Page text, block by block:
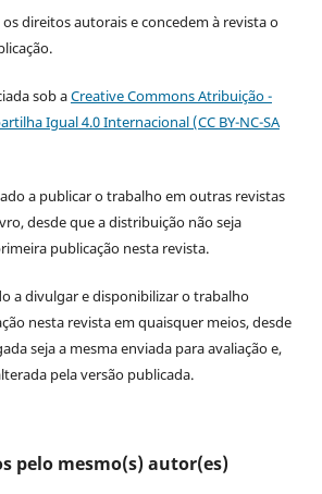
direitos autorais e concedem à revista o
sob aCreative Commons Atribuição -
Igual 4.0 Internacional (CC BY-NC-SA
a publicar o trabalho em outras revistas
desde que a distribuição não seja
publicação nesta revista.
a divulgar e disponibilizar o trabalho
nesta revista em quaisquer meios, desde
seja a mesma enviada para avaliação e,
pela versão publicada.
pelo mesmo(s) autor(es)